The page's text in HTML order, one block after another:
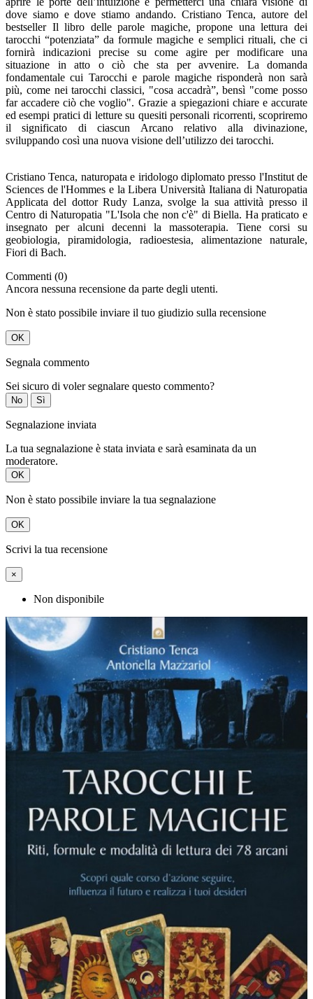
dove siamo e dove stiamo andando. Cristiano Tenca, autore del
bestseller Il libro delle parole magiche, propone una lettura dei
tarocchi “potenziata” da formule magiche e semplici rituali, che ci
fornirà indicazioni precise su come agire per modificare una
situazione in atto o ciò che sta per avvenire. La domanda
fondamentale cui Tarocchi e parole magiche risponderà non sarà
più, come nei tarocchi classici, "cosa accadrà”, bensì "come posso
far accadere ciò che voglio". Grazie a spiegazioni chiare e accurate
ed esempi pratici di letture su quesiti personali ricorrenti, scopriremo
il significato di ciascun Arcano relativo alla divinazione,
sviluppando così una nuova visione dell’utilizzo dei tarocchi.
Cristiano Tenca, naturopata e iridologo diplomato presso l'Institut de
Sciences de l'Hommes e la Libera Università Italiana di Naturopatia
Applicata del dottor Rudy Lanza, svolge la sua attività presso il
Centro di Naturopatia "L'Isola che non c'è" di Biella. Ha praticato e
insegnato per alcuni decenni la massoterapia. Tiene corsi su
geobiologia, piramidologia, radioestesia, alimentazione naturale,
Fiori di Bach.
Commenti (0)
Ancora nessuna recensione da parte degli utenti.
Non è stato possibile inviare il tuo giudizio sulla recensione
OK
Segnala commento
Sei sicuro di voler segnalare questo commento?
No Sì
Segnalazione inviata
La tua segnalazione è stata inviata e sarà esaminata da un
moderatore.
OK
Non è stato possibile inviare la tua segnalazione
OK
Scrivi la tua recensione
×
Non disponibile